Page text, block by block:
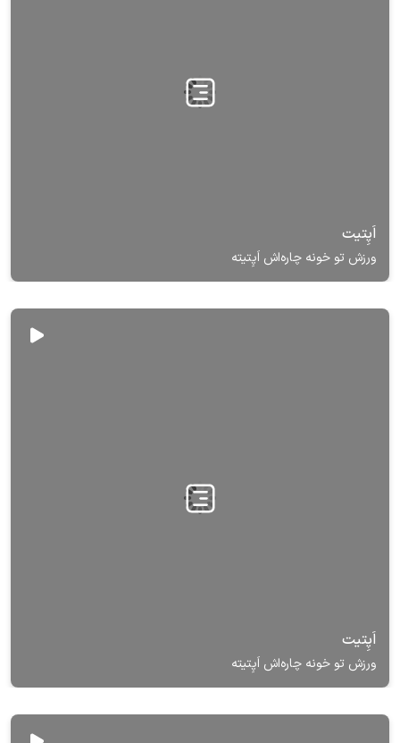
اَپِتیت
ورزش تو خونه چاره‌اش اَپِتیته
اَپِتیت
ورزش تو خونه چاره‌اش اَپِتیته